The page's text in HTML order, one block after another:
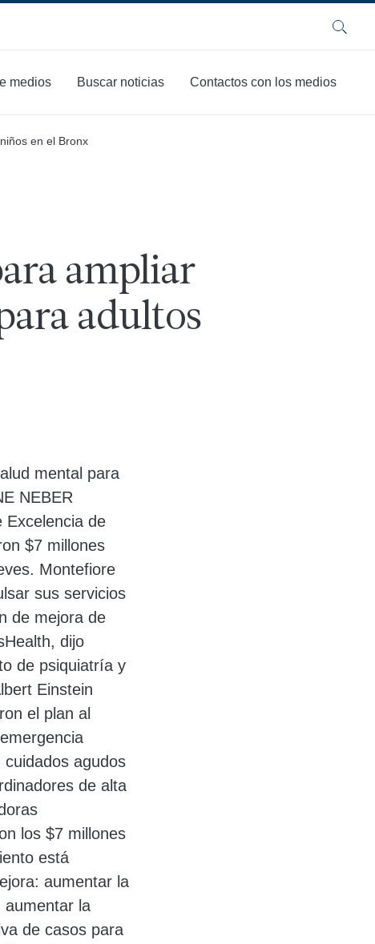
Buscar
medios Buscar noticias Contactos con los medios
en el Bronx
ampliar
adultos
mental para
NEBER
Excelencia de
$7 millones
Montefiore
sus servicios
de mejora de
dijo
de psiquiatría y
Einstein
el plan al
agudos
de alta
los $7 millones
está
aumentar la
aumentar la
de casos para